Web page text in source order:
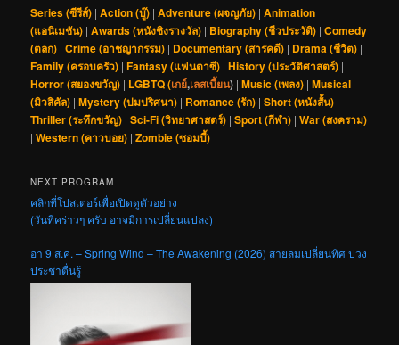
Series (ซีรีส์) |Action (บู๊) |Adventure (ผจญภัย) |Animation
(แอนิเมชัน) |Awards (หนังชิงรางวัล) | Biography (ชีวประวัติ) |Comedy
(ตลก) |Crime (อาชญากรรม) | Documentary (สารคดี) | Drama (ชีวิต) |
Family (ครอบครัว) |Fantasy (แฟนตาซี) |History (ประวัติศาสตร์) |
Horror (สยองขวัญ) | LGBTQ (เกย์,เลสเบี้ยน) |Music (เพลง) |Musical
(มิวสิคัล) |Mystery (ปมปริศนา) | Romance (รัก) |Short (หนังสั้น) |
Thriller (ระทึกขวัญ) |Sci-Fi (วิทยาศาสตร์) |Sport (กีฬา) |War (สงคราม)
|Western (คาวบอย) |Zombie (ซอมบี้)
NEXT PROGRAM
คลิกที่โปสเตอร์เพื่อเปิดดูตัวอย่าง
(วันที่คร่าวๆ ครับ อาจมีการเปลี่ยนแปลง)
อา 9 ส.ค. – Spring Wind – The Awakening (2026) สายลมเปลี่ยนทิศ ปวง
ประชาตื่นรู้